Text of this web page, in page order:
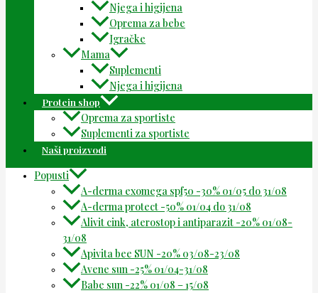
Njega i higijena
Oprema za bebe
Igračke
Mama
Suplementi
Njega i higijena
Protein shop
Oprema za sportiste
Suplementi za sportiste
Naši proizvodi
Popusti
A-derma exomega spf50 -30% 01/05 do 31/08
A-derma protect -50% 01/04 do 31/08
Alivit cink, aterostop i antiparazit -20% 01/08-
31/08
Apivita bee SUN -20% 03/08-23/08
Avene sun -25% 01/04-31/08
Babe sun -22% 01/08 – 15/08